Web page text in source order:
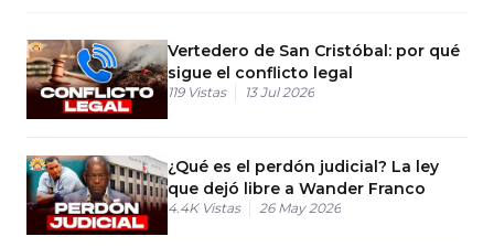
Vertedero de San Cristóbal: por qué
sigue el conflicto legal
119 Vistas 13 Jul 2026
¿Qué es el perdón judicial? La ley
que dejó libre a Wander Franco
4.4K Vistas 26 May 2026